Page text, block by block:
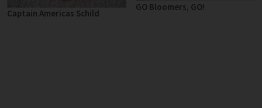
Captain Americas Schild
GO Bloomers, GO!